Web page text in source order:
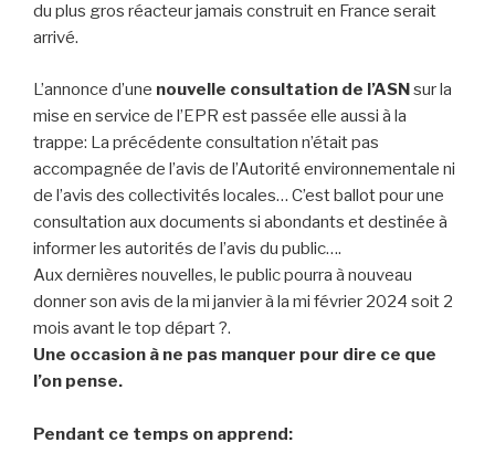
du plus gros réacteur jamais construit en France serait
arrivé.
L’annonce d’une nouvelle consultation de l’ASNsur la
mise en service de l’EPR est passée elle aussi à la
trappe: La précédente consultation n’était pas
accompagnée de l’avis de l’Autorité environnementale ni
de l’avis des collectivités locales… C’est ballot pour une
consultation aux documents si abondants et destinée à
informer les autorités de l’avis du public….
Aux dernières nouvelles, le public pourra à nouveau
donner son avis de la mi janvier à la mi février 2024 soit 2
mois avant le top départ ?.
Une occasion à ne pas manquer pour dire ce que
l’on pense.
Pendant ce temps on apprend: